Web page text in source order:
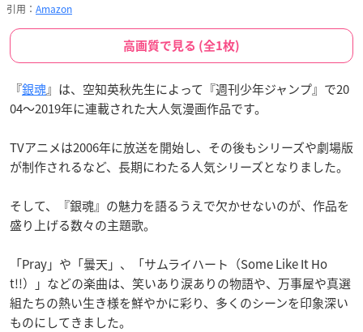
引用： Amazon
高画質で見る (全1枚)
『銀魂』は、空知英秋先生によって『週刊少年ジャンプ』で20
04～2019年に連載された大人気漫画作品です。
TVアニメは2006年に放送を開始し、その後もシリーズや劇場版
が制作されるなど、長期にわたる人気シリーズとなりました。
そして、『銀魂』の魅力を語るうえで欠かせないのが、作品を
盛り上げる数々の主題歌。
「Pray」や「曇天」、「サムライハート（Some Like It Ho
t!!）」などの楽曲は、笑いあり涙ありの物語や、万事屋や真選
組たちの熱い生き様を鮮やかに彩り、多くのシーンを印象深い
ものにしてきました。